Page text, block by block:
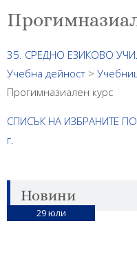
35. СРЕДНО ЕЗИКОВО
Учебна дейност >
Прогимназиален курс
СПИСЪК НА ИЗБРАНИТЕ
г.
Новини
29юли